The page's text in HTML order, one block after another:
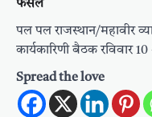
फैसले
पल पल राजस्थान/महावीर
कार्यकारिणी बैठक रविवार
Spread the love